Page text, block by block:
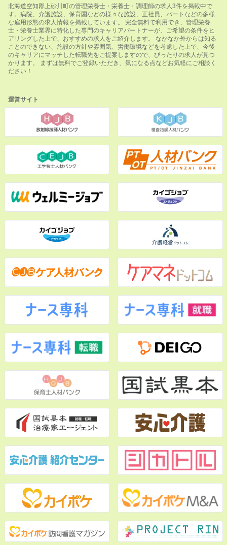
北海道空知郡上砂川町の管理栄養士・栄養士・調理師の求人3件を掲載中で
す。病院、介護施設、保育園などの様々な施設、正社員、パートなどの多様
な雇用形態の求人情報を掲載しています。 完全無料で利用でき、管理栄養
士・栄養士業界に特化した専門のキャリアパートナーが、ご希望の条件をヒ
アリングした上で、おすすめの求人をご紹介します。 なかなか外からは知る
ことのできない、施設の方針や雰囲気、労働環境などを考慮した上で、今後
のキャリアにマッチした転職先をご提案しますので、ぴったりの求人が見つ
かります。 まずは無料でご登録いただき、気になる点などお気軽にご相談く
ださい！
運営サイト